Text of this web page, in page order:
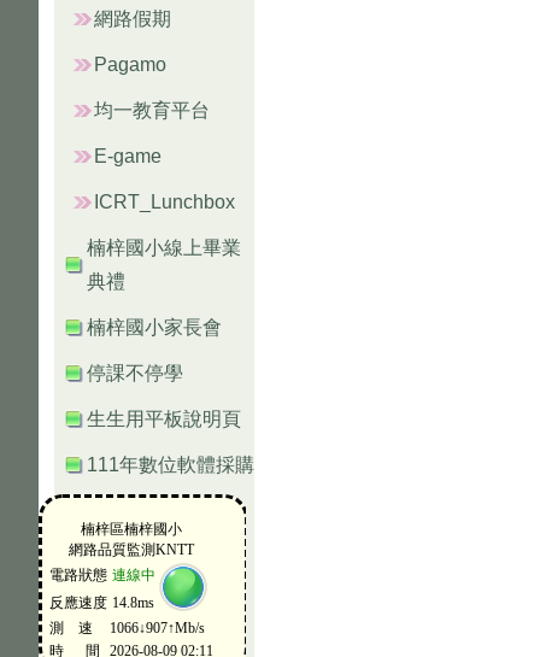
網路假期
Pagamo
均一教育平台
E-game
ICRT_Lunchbox
楠梓國小線上畢業
典禮
楠梓國小家長會
停課不停學
生生用平板說明頁
111年數位軟體採購